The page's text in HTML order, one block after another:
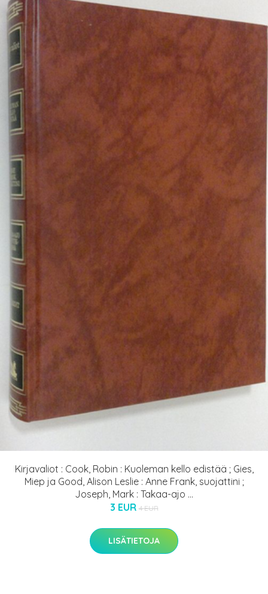
Kirjavaliot : Cook, Robin : Kuoleman kello edistää ; Gies,
Miep ja Good, Alison Leslie : Anne Frank, suojattini ;
Joseph, Mark : Takaa-ajo ...
3 EUR 4 EUR
LISÄTIETOJA